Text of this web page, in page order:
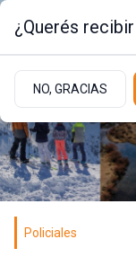
Policiales
¿Querés
NO, GRACIAS